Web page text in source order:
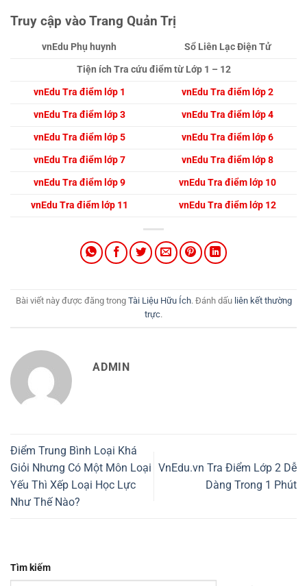
Truy cập vào Trang Quản Trị
vnEdu Phụ huynh
Sổ Liên Lạc Điện Tử
Tiện ích Tra cứu điểm từ Lớp 1 – 12
vnEdu Tra điểm lớp 1
vnEdu Tra điểm lớp 2
vnEdu Tra điểm lớp 3
vnEdu Tra điểm lớp 4
vnEdu Tra điểm lớp 5
vnEdu Tra điểm lớp 6
vnEdu Tra điểm lớp 7
vnEdu Tra điểm lớp 8
vnEdu Tra điểm lớp 9
vnEdu Tra điểm lớp 10
vnEdu Tra điểm lớp 11
vnEdu Tra điểm lớp 12
Bài viết này được đăng trong Tài Liệu Hữu Ích. Đánh dấu liên kết thường
trực.
ADMIN
Điểm Trung Bình Loại Khá
Giỏi Nhưng Có Một Môn Loại
Yếu Thì Xếp Loại Học Lực
Như Thế Nào?
VnEdu.vn Tra Điểm Lớp 2 Dễ
Dàng Trong 1 Phút
Tìm kiếm